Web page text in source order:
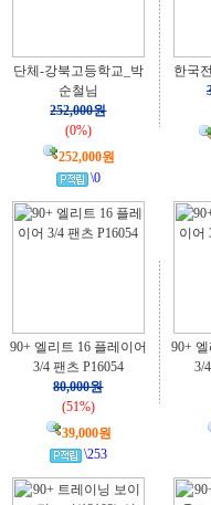
단체-강북고등학교_박
순철님
252,000원
(0%)
252,000원
\0
한국
90+ 엘리트 16 플레이어
3/4 팬츠 P16054
80,000원
(51%)
39,000원
\253
90+
3/